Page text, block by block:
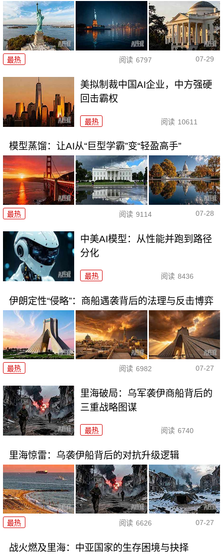
最热 阅读 6797 07-29
美拟制裁中国AI企业，中方强硬
回击霸权
最热 阅读 10611
模型蒸馏：让AI从“巨型学霸”变“轻盈高手”
最热 阅读 9114 07-28
中美AI模型：从性能并跑到路径
分化
最热 阅读 8436
伊朗定性“侵略”：商船遇袭背后的法理与反击博弈
最热 阅读 6982 07-27
里海破局：乌军袭伊商船背后的
三重战略图谋
最热 阅读 6740
里海惊雷：乌袭伊船背后的对抗升级逻辑
最热 阅读 6626 07-27
战火燃及里海：中亚国家的生存困境与抉择